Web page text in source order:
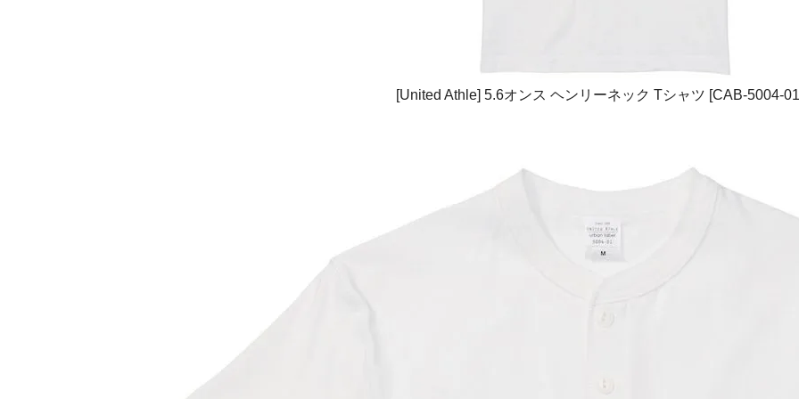
[United Athle] 5.6オンス ヘンリーネック Tシャツ [CAB-5004-